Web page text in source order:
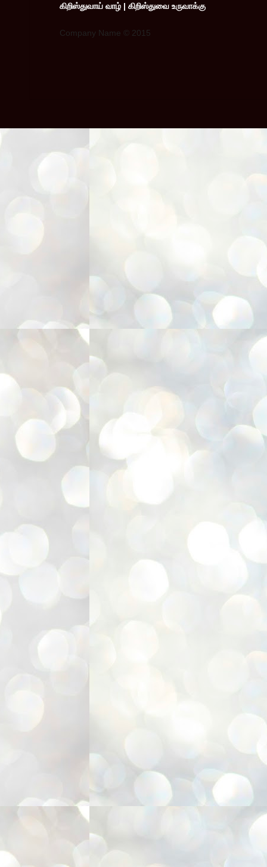
கிறிஸ்துவாய் வாழ் | கிறிஸ்துவை உருவாக்கு
Company Name © 2015